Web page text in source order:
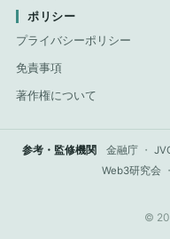
ポリシー
プライバシーポリシー
免責事項
著作権について
参考・監修機関 金融庁 ・
Web3研究会 ・
©